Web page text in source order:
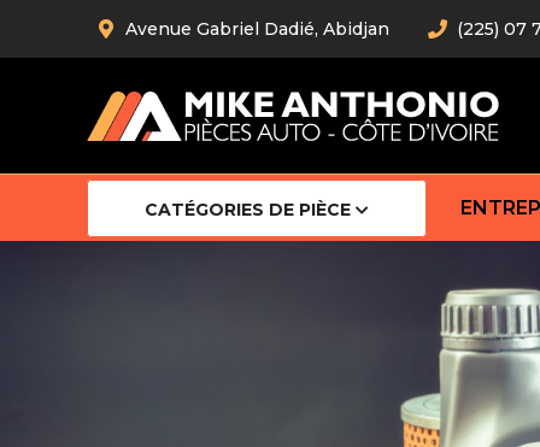
Avenue Gabriel Dadié, Abidjan (225) 07
CATÉGORIES DE PIÈCE
Barre
Barre
Robot
Bras